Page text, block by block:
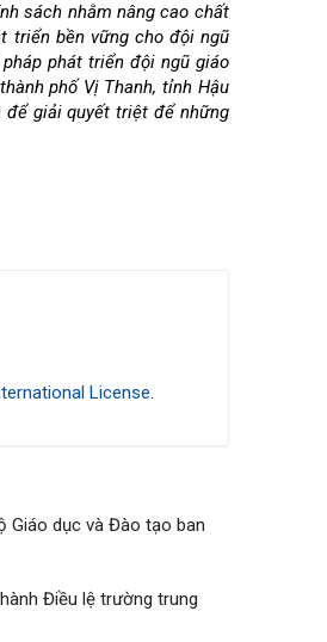
sách nhằm nâng cao chất
triển bền vững cho đội ngũ
phát triển đội ngũ giáo
phố Vị Thanh, tỉnh Hậu
để giải quyết triệt để những
License.
Giáo dục và Đào tạo ban
Điều lệ trường trung